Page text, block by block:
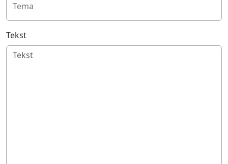
Tema
Tekst